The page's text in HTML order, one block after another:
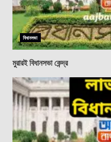
বিধানসভা
মুরারই বিধানসভা কেন্দ্র